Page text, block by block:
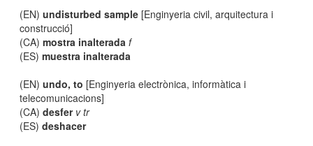
(EN)undisturbed sample [Enginyeria civil, arquitectura i
construcció]
(CA)mostra inalterada f
(ES)muestra inalterada
(EN)undo, to [Enginyeria electrònica, informàtica i
telecomunicacions]
(CA)desfer v tr
(ES)deshacer